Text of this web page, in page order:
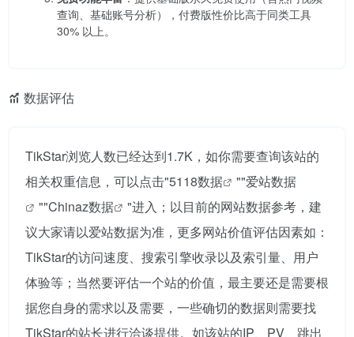
查询、基础账号分析），付费版性价比高于同类工具
30% 以上。
数据评估
TikStar浏览人数已经达到1.7K，如你需要查询该站的
相关权重信息，可以点击"5118数据 ""爱站数据
""Chinaz数据
"进入；以目前的网站数据参考，建
议大家请以爱站数据为准，更多网站价值评估因素如：
TikStar的访问速度、搜索引擎收录以及索引量、用户
体验等；当然要评估一个站的价值，最主要还是需要根
据您自身的需求以及需要，一些确切的数据则需要找
TikStar的站长进行洽谈提供。如该站的IP、PV、跳出